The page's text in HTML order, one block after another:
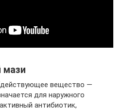
мази
вещество —
для наружного
антибиотик,